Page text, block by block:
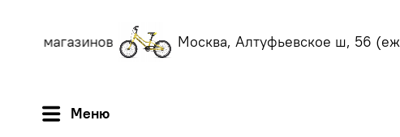
магазинов Москва, Алтуфьевское ш, 56
Меню